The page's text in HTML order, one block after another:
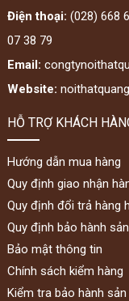
Điện thoại: (028) 668
07 38 79
Email:
Website:
HỖ TRỢ KHÁCH
Hướng dẫn mua hàng
Quy định giao nhận
Quy định đổi trả hàng
Quy định bảo hành
Bảo mật thông tin
Chính sách kiểm hàng
Kiểm tra bảo hành sản